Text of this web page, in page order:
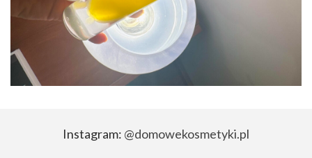
Instagram: @domowekosmetyki.pl